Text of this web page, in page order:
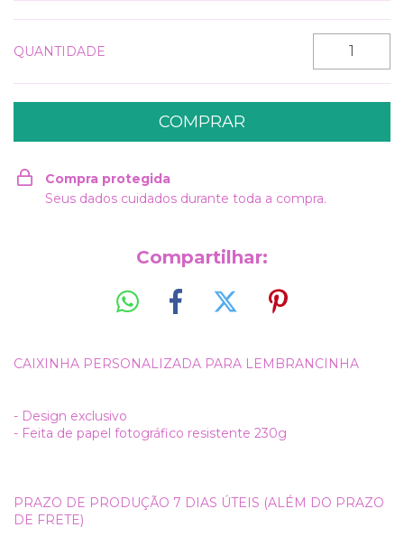
QUANTIDADE
Compra protegida
Seus dados cuidados durante toda a compra.
Compartilhar:
CAIXINHA PERSONALIZADA PARA LEMBRANCINHA
- Design exclusivo
- Feita de papel fotográfico resistente 230g
PRAZO DE PRODUÇÃO 7 DIAS ÚTEIS (ALÉM DO PRAZO
DE FRETE)